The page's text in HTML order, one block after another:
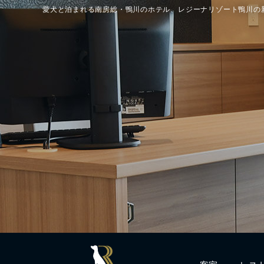
愛犬と泊まれる南房総・鴨川のホテル、レジーナリゾート鴨川の
Rooms